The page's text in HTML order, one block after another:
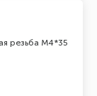
резьба М4*35